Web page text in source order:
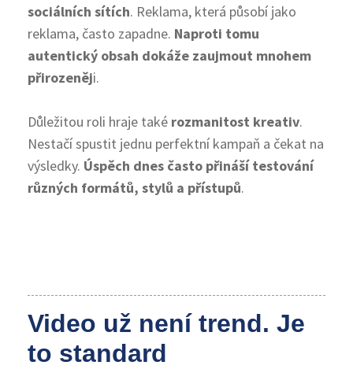
sociálních sítích. Reklama, která působí jako
reklama, často zapadne. Naproti tomu
autentický obsah dokáže zaujmout mnohem
přirozeněji.
Důležitou roli hraje také rozmanitost kreativ.
Nestačí spustit jednu perfektní kampaň a čekat na
výsledky. Úspěch dnes často přináší testování
různých formátů, stylů a přístupů.
Video už není trend. Je
to standard